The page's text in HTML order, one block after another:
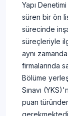
Yapı
süren bir ön
sürecinde
süreçleriyle
aynı
firmalarında
Bölüme
Sınavı
puan